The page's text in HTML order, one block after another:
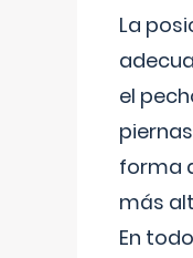
La
el
forma
más
En